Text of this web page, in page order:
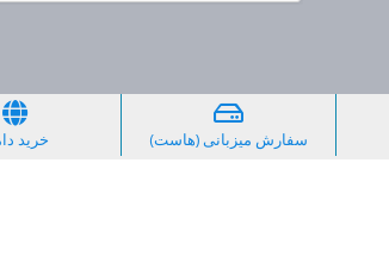
خرید سفارش میزبانی (هاست)